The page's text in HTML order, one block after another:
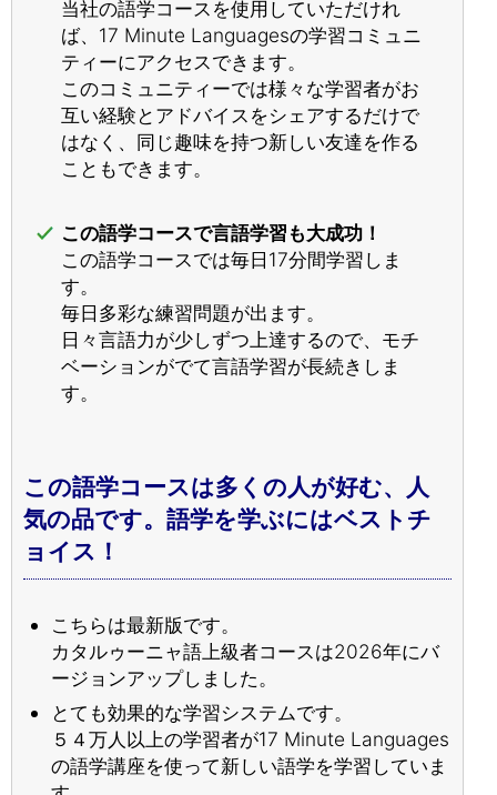
当社の語学コースを使用していただけれ
ば、17 Minute Languagesの学習コミュニ
ティーにアクセスできます。
このコミュニティーでは様々な学習者がお
互い経験とアドバイスをシェアするだけで
はなく、同じ趣味を持つ新しい友達を作る
こともできます。
この語学コースで言語学習も大成功！
この語学コースでは毎日17分間学習しま
す。
毎日多彩な練習問題が出ます。
日々言語力が少しずつ上達するので、モチ
ベーションがでて言語学習が長続きしま
す。
この語学コースは多くの人が好む、人
気の品です。語学を学ぶにはベストチ
ョイス！
こちらは最新版です。
カタルゥーニャ語上級者コースは2026年にバ
ージョンアップしました。
とても効果的な学習システムです。
５４万人以上の学習者が17 Minute Languages
の語学講座を使って新しい語学を学習していま